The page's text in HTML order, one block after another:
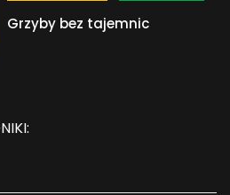
Grzyby bez tajemnic